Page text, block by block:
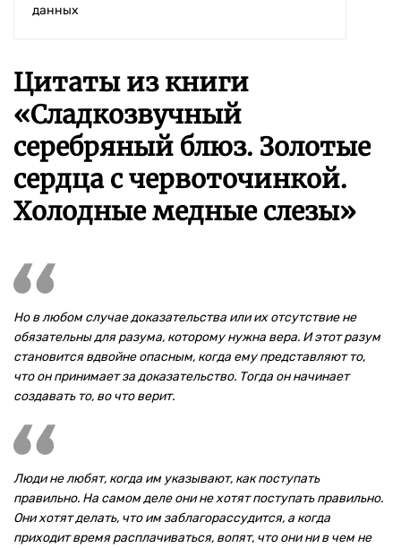
данных
Цитаты из книги
«Сладкозвучный
серебряный блюз. Золотые
сердца с червоточинкой.
Холодные медные слезы»
Но в любом случае доказательства или их отсутствие не
обязательны для разума, которому нужна вера. И этот разум
становится вдвойне опасным, когда ему представляют то,
что он принимает за доказательство. Тогда он начинает
создавать то, во что верит.
Люди не любят, когда им указывают, как поступать
правильно. На самом деле они не хотят поступать правильно.
Они хотят делать, что им заблагорассудится, а когда
приходит время расплачиваться, вопят, что они ни в чем не